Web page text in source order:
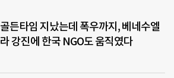
골든타임 지났는데 폭우까지, 베네수엘
라 강진에 한국 NGO도 움직였다